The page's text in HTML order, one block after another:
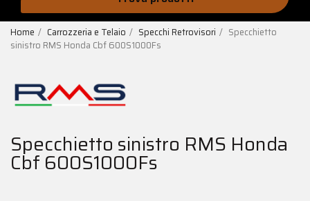
Home Carrozzeria e Telaio Specchi Retrovisori
Specchietto
sinistro RMS Honda Cbf 600S1000Fs
Specchietto sinistro RMS Honda
Cbf 600S1000Fs